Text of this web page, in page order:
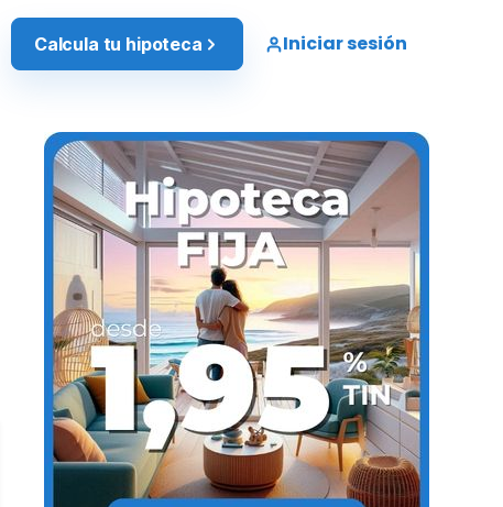
Calcula tu hipoteca Iniciar sesión